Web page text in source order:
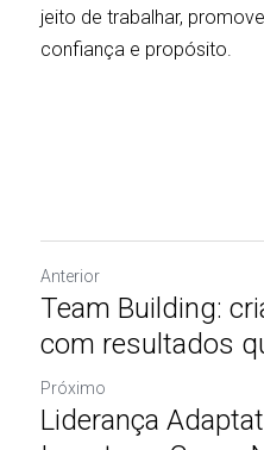
jeito de trabalhar,
confiança e propósito.
Anterior
Team Building:
com resultados
Próximo
Liderança